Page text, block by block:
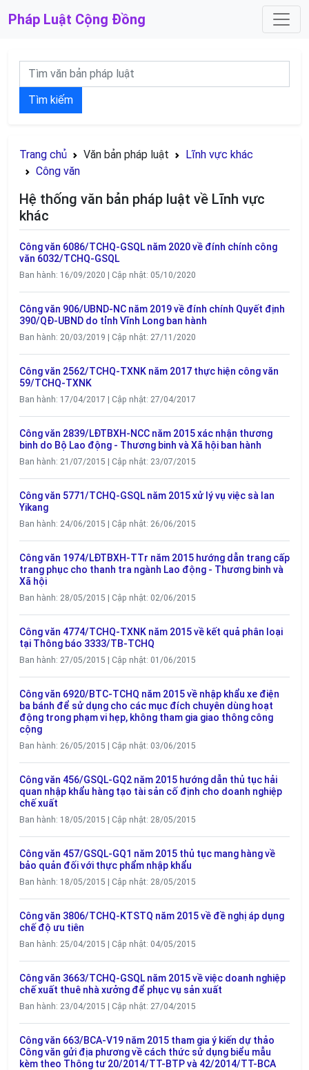
Pháp Luật Cộng Đồng
Tìm kiếm
Trang chủ Văn bản pháp luật
Lĩnh vực khác
Công văn
Hệ thống văn bản pháp luật về Lĩnh vực
khác
Công văn 6086/TCHQ-GSQL năm 2020 về đính chính công
văn 6032/TCHQ-GSQL
Ban hành: 16/09/2020 | Cập nhật: 05/10/2020
Công văn 906/UBND-NC năm 2019 về đính chính Quyết định
390/QĐ-UBND do tỉnh Vĩnh Long ban hành
Ban hành: 20/03/2019 | Cập nhật: 27/11/2020
Công văn 2562/TCHQ-TXNK năm 2017 thực hiện công văn
59/TCHQ-TXNK
Ban hành: 17/04/2017 | Cập nhật: 27/04/2017
Công văn 2839/LĐTBXH-NCC năm 2015 xác nhận thương
binh do Bộ Lao động - Thương binh và Xã hội ban hành
Ban hành: 21/07/2015 | Cập nhật: 23/07/2015
Công văn 5771/TCHQ-GSQL năm 2015 xử lý vụ việc sà lan
Yikang
Ban hành: 24/06/2015 | Cập nhật: 26/06/2015
Công văn 1974/LĐTBXH-TTr năm 2015 hướng dẫn trang cấp
trang phục cho thanh tra ngành Lao động - Thương binh và
Xã hội
Ban hành: 28/05/2015 | Cập nhật: 02/06/2015
Công văn 4774/TCHQ-TXNK năm 2015 về kết quả phân loại
tại Thông báo 3333/TB-TCHQ
Ban hành: 27/05/2015 | Cập nhật: 01/06/2015
Công văn 6920/BTC-TCHQ năm 2015 về nhập khẩu xe điện
ba bánh để sử dụng cho các mục đích chuyên dùng hoạt
động trong phạm vi hẹp, không tham gia giao thông công
cộng
Ban hành: 26/05/2015 | Cập nhật: 03/06/2015
Công văn 456/GSQL-GQ2 năm 2015 hướng dẫn thủ tục hải
quan nhập khẩu hàng tạo tài sản cố định cho doanh nghiệp
chế xuất
Ban hành: 18/05/2015 | Cập nhật: 28/05/2015
Công văn 457/GSQL-GQ1 năm 2015 thủ tục mang hàng về
bảo quản đối với thực phẩm nhập khẩu
Ban hành: 18/05/2015 | Cập nhật: 28/05/2015
Công văn 3806/TCHQ-KTSTQ năm 2015 về đề nghị áp dụng
chế độ ưu tiên
Ban hành: 25/04/2015 | Cập nhật: 04/05/2015
Công văn 3663/TCHQ-GSQL năm 2015 về việc doanh nghiệp
chế xuất thuê nhà xưởng để phục vụ sản xuất
Ban hành: 23/04/2015 | Cập nhật: 27/04/2015
Công văn 663/BCA-V19 năm 2015 tham gia ý kiến dự thảo
Công văn gửi địa phương về cách thức sử dụng biểu mẫu
kèm theo Thông tư 20/2014/TT-BTP và 42/2014/TT-BCA